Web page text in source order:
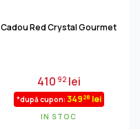
Cadou Red Crystal Gourmet
41092lei
*după cupon: 34928 lei
IN STOC